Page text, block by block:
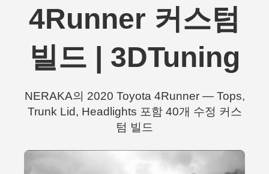
4Runner 커스텀
빌드 | 3DTuning
NERAKA의 2020 Toyota 4Runner — Tops,
Trunk Lid, Headlights 포함 40개 수정 커스
텀 빌드